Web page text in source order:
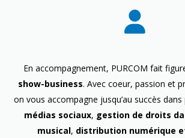
En accompagnement, PURCOM fait
show-business. Avec coeur, passion et
on vous accompagne jusqu’au succès dans
médias sociaux, gestion de droits
musical, distribution numérique